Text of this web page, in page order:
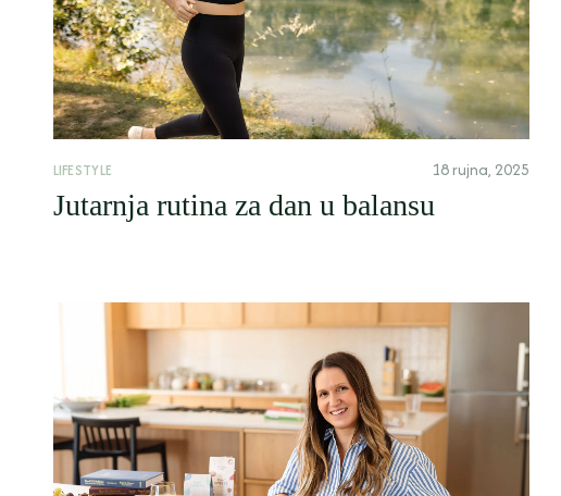
LIFESTYLE 18 rujna, 2025
Jutarnja rutina za dan u balansu